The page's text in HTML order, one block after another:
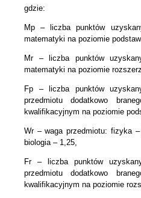
gdzie:
Mp – liczba punktów
matematyki na poziomie
Mr – liczba punktów
matematyki na poziomie
Fp – liczba punktów
przedmiotu dodatkowo
kwalifikacyjnym na poziomie
Wr – waga przedmiotu: fizyka
biologia – 1,25,
Fr – liczba punktów
przedmiotu dodatkowo
kwalifikacyjnym na poziomie